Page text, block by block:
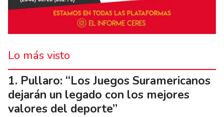
Lo más visto
Pullaro: “Los Juegos Suramericanos
dejarán un legado con los mejores
valores del deporte”